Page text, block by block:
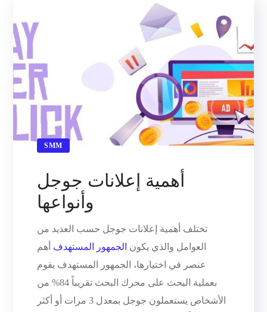
SMM
أهمية إعلانات جوجل
وأنواعها
تختلف أهمية إعلانات جوجل حسب العديد من
العوامل والذي يكون الجمهور المستهدف أهم
عنصر في اختيارها، الجمهور المستهدف يقوم
بعملية البحث على محرك البحث تقريباً 84% من
الأشخاص يستعملون جوجل بمعدل 3 مرات أو أكثر